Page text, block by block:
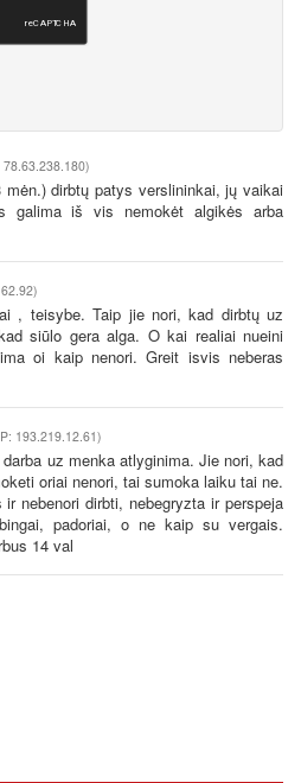
dirbtų patys verslininkai, jų vaikai
galima iš vis nemokėt algikės arba
, teisybe. Taip jie nori, kad dirbtų uz
siūlo gera alga. O kai realiai nueini
oi kaip nenori. Greit isvis neberas
193.219.12.61)
uz menka atlyginima. Jie nori, kad
oriai nenori, tai sumoka laiku tai ne.
nebenori dirbti, nebegryzta ir perspeja
padoriai, o ne kaip su vergais.
14 val